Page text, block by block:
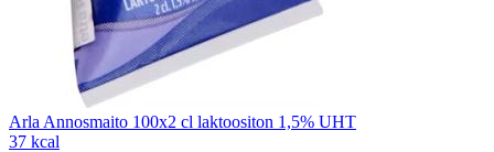
Arla Annosmaito 100x2 cl laktoositon 1,5% UHT
37 kcal